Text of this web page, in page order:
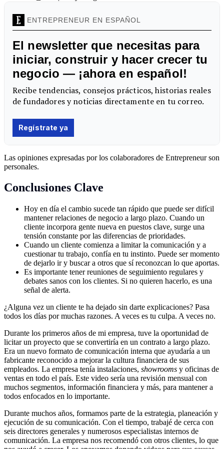
Las opiniones expresadas por los colaboradores de Entrepreneur son
personales.
Conclusiones Clave
Hoy en día el cambio sucede tan rápido que puede ser difícil
mantener relaciones de negocio a largo plazo. Cuando un
cliente incorpora gente nueva en puestos clave, surge una
tensión constante por las diferencias de prioridades.
Cuando un cliente comienza a limitar la comunicación y a
cuestionar tu trabajo, confía en tu instinto. Puede ser momento
de dejarlo ir y buscar a otros que sí reconozcan lo que aportas.
Es importante tener reuniones de seguimiento regulares y
debates sanos con los clientes. Si no quieren hacerlo, es una
señal de alerta.
¿Alguna vez un cliente te ha dejado sin darte explicaciones? Pasa
todos los días por muchas razones. A veces es tu culpa. A veces no.
Durante los primeros años de mi empresa, tuve la oportunidad de
licitar un proyecto que se convertiría en un contrato a largo plazo.
Era un nuevo formato de comunicación interna que ayudaría a un
fabricante reconocido a mejorar la cultura financiera de sus
empleados. La empresa tenía instalaciones, showrooms y oficinas de
ventas en todo el país. Este video sería una revisión mensual con
muchos segmentos, información financiera y más, para mantener a
todos enfocados en lo importante.
Durante muchos años, formamos parte de la estrategia, planeación y
ejecución de su comunicación. Con el tiempo, trabajé de cerca con
seis directores generales y numerosos especialistas internos de
comunicación. La empresa nos recomendó con otros clientes, lo que